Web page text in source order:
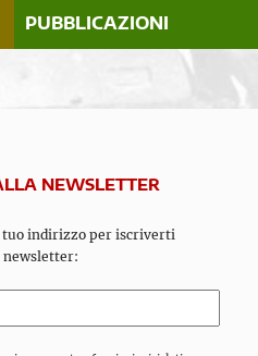
PUBBLICAZIONI
NEWSLETTER
indirizzo per iscriverti
newsletter: